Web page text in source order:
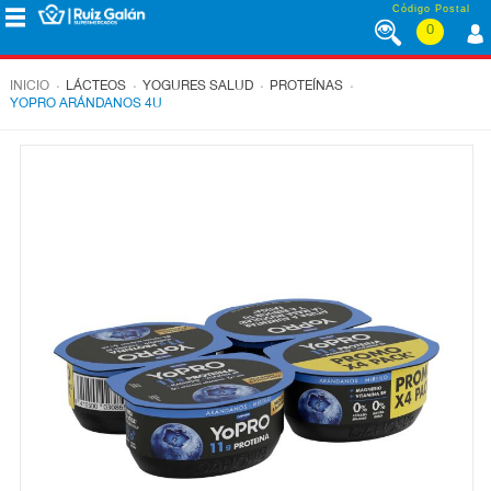
Saltar al contenido Código Postal
0
CORPORATIVO
INICIO . LÁCTEOS . YOGURES SALUD . PROTEÍNAS .
YOPRO ARÁNDANOS 4U